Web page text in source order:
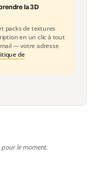
la 3D
packs de textures
en un clic à tout
— votre adresse
de
le moment.